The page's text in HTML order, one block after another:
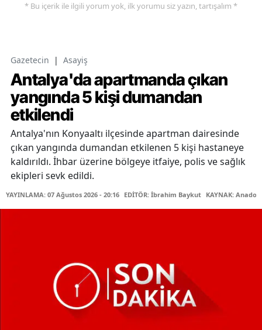
* Bu içerik ile ilgili yorum yok, ilk yorumu siz yazın, tartışalım *
Gazetecin | Asayiş
Antalya'da apartmanda çıkan
yangında 5 kişi dumandan
etkilendi
Antalya'nın Konyaaltı ilçesinde apartman dairesinde
çıkan yangında dumandan etkilenen 5 kişi hastaneye
kaldırıldı. İhbar üzerine bölgeye itfaiye, polis ve sağlık
ekipleri sevk edildi.
YAYINLAMA: 07 Ağustos 2026 - 20:16 EDİTÖR: İbrahim Baykut KAYNAK: